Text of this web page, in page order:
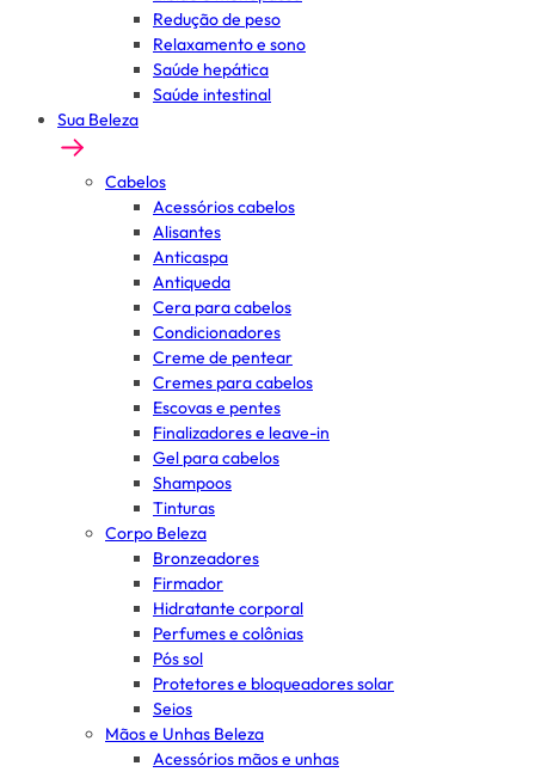
Redução de peso
Relaxamento e sono
Saúde hepática
Saúde intestinal
Sua Beleza
Cabelos
Acessórios cabelos
Alisantes
Anticaspa
Antiqueda
Cera para cabelos
Condicionadores
Creme de pentear
Cremes para cabelos
Escovas e pentes
Finalizadores e leave-in
Gel para cabelos
Shampoos
Tinturas
Corpo Beleza
Bronzeadores
Firmador
Hidratante corporal
Perfumes e colônias
Pós sol
Protetores e bloqueadores solar
Seios
Mãos e Unhas Beleza
Acessórios mãos e unhas